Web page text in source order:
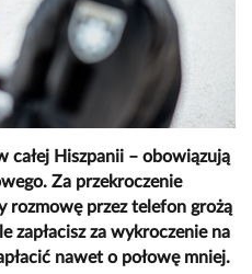
całej Hiszpanii – obowiązują
Za przekroczenie
rozmowę przez telefon grożą
zapłacisz za wykroczenie na
nawet o połowę mniej.